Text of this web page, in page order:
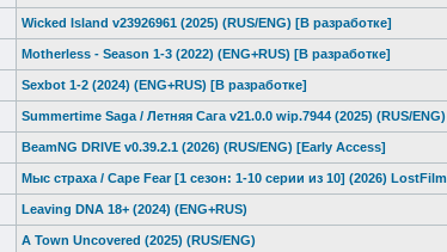
Wicked Island v23926961 (2025) (RUS/ENG) [В разработке]
Motherless - Season 1-3 (2022) (ENG+RUS) [В разработке]
Sexbot 1-2 (2024) (ENG+RUS) [В разработке]
Summertime Saga / Летняя Сага v21.0.0 wip.7944 (2025) (RUS/ENG)
BeamNG DRIVE v0.39.2.1 (2026) (RUS/ENG) [Early Access]
Мыс страха / Cape Fear [1 сезон: 1-10 серии из 10] (2026) LostFilm
Leaving DNA 18+ (2024) (ENG+RUS)
A Town Uncovered (2025) (RUS/ENG)